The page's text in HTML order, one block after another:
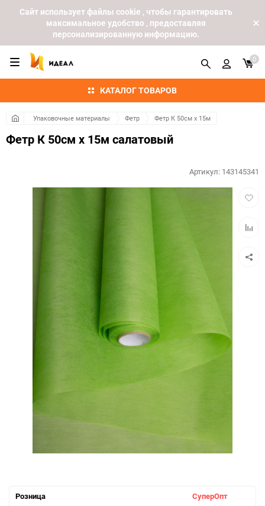
Cайт использует файлы cookie , чтобы гарантировать
максимальное удобство , предоставляя
персонализированную информацию.
КАТАЛОГ ТОВАРОВ
0
Упаковочные материалы Фетр Фетр К 50см х 15м
Фетр К 50см х 15м салатовый
Артикул: 143145341
Розница СуперОпт